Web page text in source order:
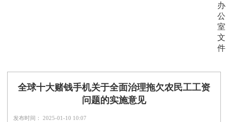
办
公
室
文
件
全球十大赌钱手机关于全面治理拖欠农民工工资
问题的实施意见
发布时间： 2025-01-10 10:07